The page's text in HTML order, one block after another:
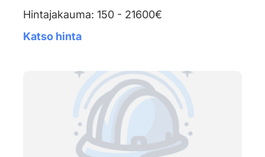
Hintajakauma: 150 - 21600€
Katso hinta